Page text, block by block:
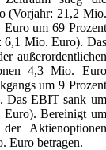
(Vorjahr: 21,2 Mio.
um 69 Prozent
6,1 Mio. Euro). Das
außerordentlichen
4,3 Mio. Euro
um 9 Prozent
Das EBIT sank um
Bereinigt um
Aktienoptionen
Euro betragen.